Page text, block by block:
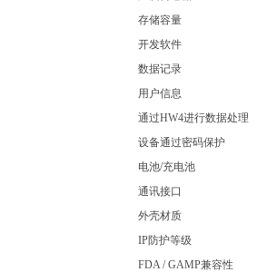
存储容量
开发软件
数据记录
用户信息
通过HW4进行数据处理
设备通过密码保护
电池/充电池
通讯接口
外壳材质
IP防护等级
FDA / GAMP兼容性